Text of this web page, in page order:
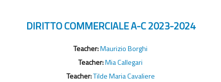
DIRITTO COMMERCIALE A-C 2023-2024
Teacher:Maurizio Borghi
Teacher:Mia Callegari
Teacher:Tilde Maria Cavaliere